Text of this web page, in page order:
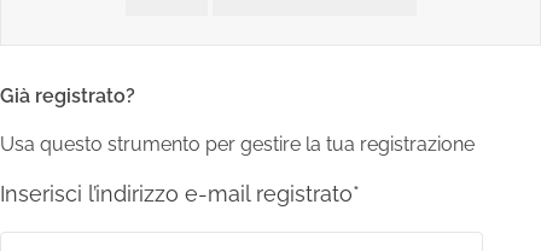
Già registrato?
Usa questo strumento per gestire la tua registrazione
Inserisci l’indirizzo e-mail registrato*